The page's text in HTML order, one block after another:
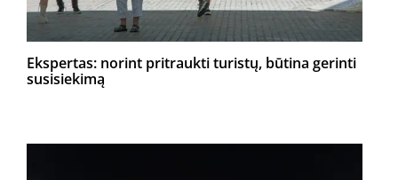
Ekspertas: norint pritraukti turistų, būtina gerinti
susisiekimą